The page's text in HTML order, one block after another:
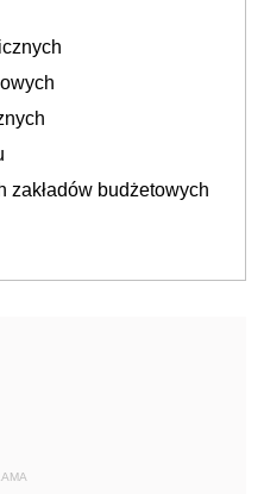
zakładów budżetowych